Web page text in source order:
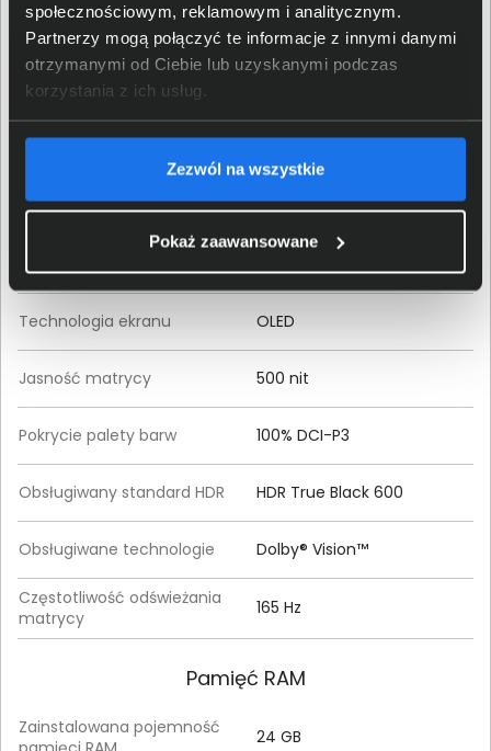
społecznościowym, reklamowym i analitycznym.
Partnerzy mogą połączyć te informacje z innymi danymi
otrzymanymi od Ciebie lub uzyskanymi podczas
korzystania z ich usług.
Zezwól na wszystkie
Pokaż zaawansowane
Matryca
Przekątna matrycy
Rozdzielczość matrycy 2560 x 1600
Powłoka matrycy
Technologia ekranu OLED
Jasność matrycy 500 nit
Pokrycie palety barw 100% DCI-P3
Obsługiwany standard HDR HDR True Black 600
Obsługiwane technologie Dolby® Vision™
Częstotliwość odświeżania
matrycy
165 Hz
Pamięć RAM
Zainstalowana pojemność
24 GB